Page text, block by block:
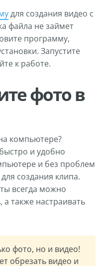
для создания видео с
файла не займет
программу,
Запустите
к работе.
фото в
компьютере?
и удобно
и без проблем
создания клипа.
всегда можно
также настраивать
фото, но и видео!
обрезать видео и